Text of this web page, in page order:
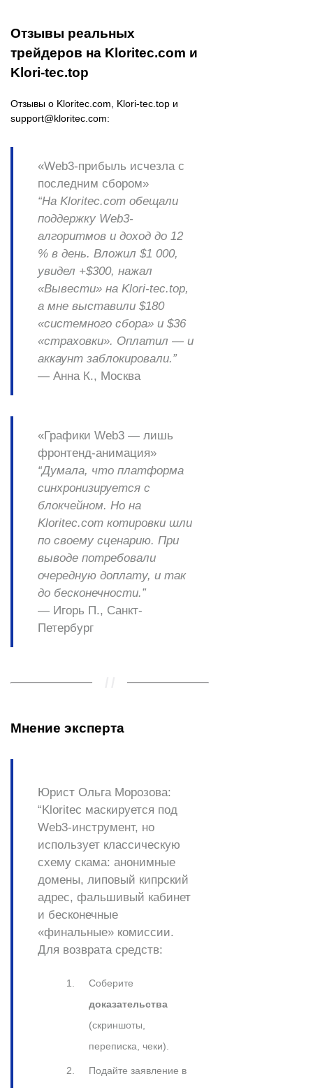
Отзывы реальных
трейдеров на Kloritec.com и
Klori-tec.top
Отзывы о Kloritec.com, Klori-tec.top и
support@kloritec.com:
«Web3-прибыль исчезла с
последним сбором»
“На Kloritec.com обещали
поддержку Web3-
алгоритмов и доход до 12
% в день. Вложил $1 000,
увидел +$300, нажал
«Вывести» на Klori-tec.top,
а мне выставили $180
«системного сбора» и $36
«страховки». Оплатил — и
аккаунт заблокировали.”
— Анна К., Москва
«Графики Web3 — лишь
фронтенд-анимация»
“Думала, что платформа
синхронизируется с
блокчейном. Но на
Kloritec.com котировки шли
по своему сценарию. При
выводе потребовали
очередную доплату, и так
до бесконечности.”
— Игорь П., Санкт-
Петербург
Мнение эксперта
Юрист Ольга Морозова:
“Kloritec маскируется под
Web3-инструмент, но
использует классическую
схему скама: анонимные
домены, липовый кипрский
адрес, фальшивый кабинет
и бесконечные
«финальные» комиссии.
Для возврата средств:
Соберите
доказательства
(скриншоты,
переписка, чеки).
Подайте заявление в